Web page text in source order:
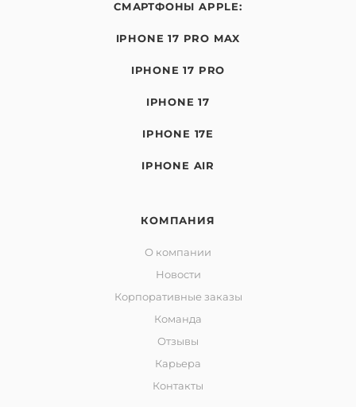
СМАРТФОНЫ APPLE:
IPHONE 17 PRO MAX
IPHONE 17 PRO
IPHONE 17
IPHONE 17E
IPHONE AIR
КОМПАНИЯ
О компании
Новости
Корпоративные заказы
Команда
Отзывы
Карьера
Контакты